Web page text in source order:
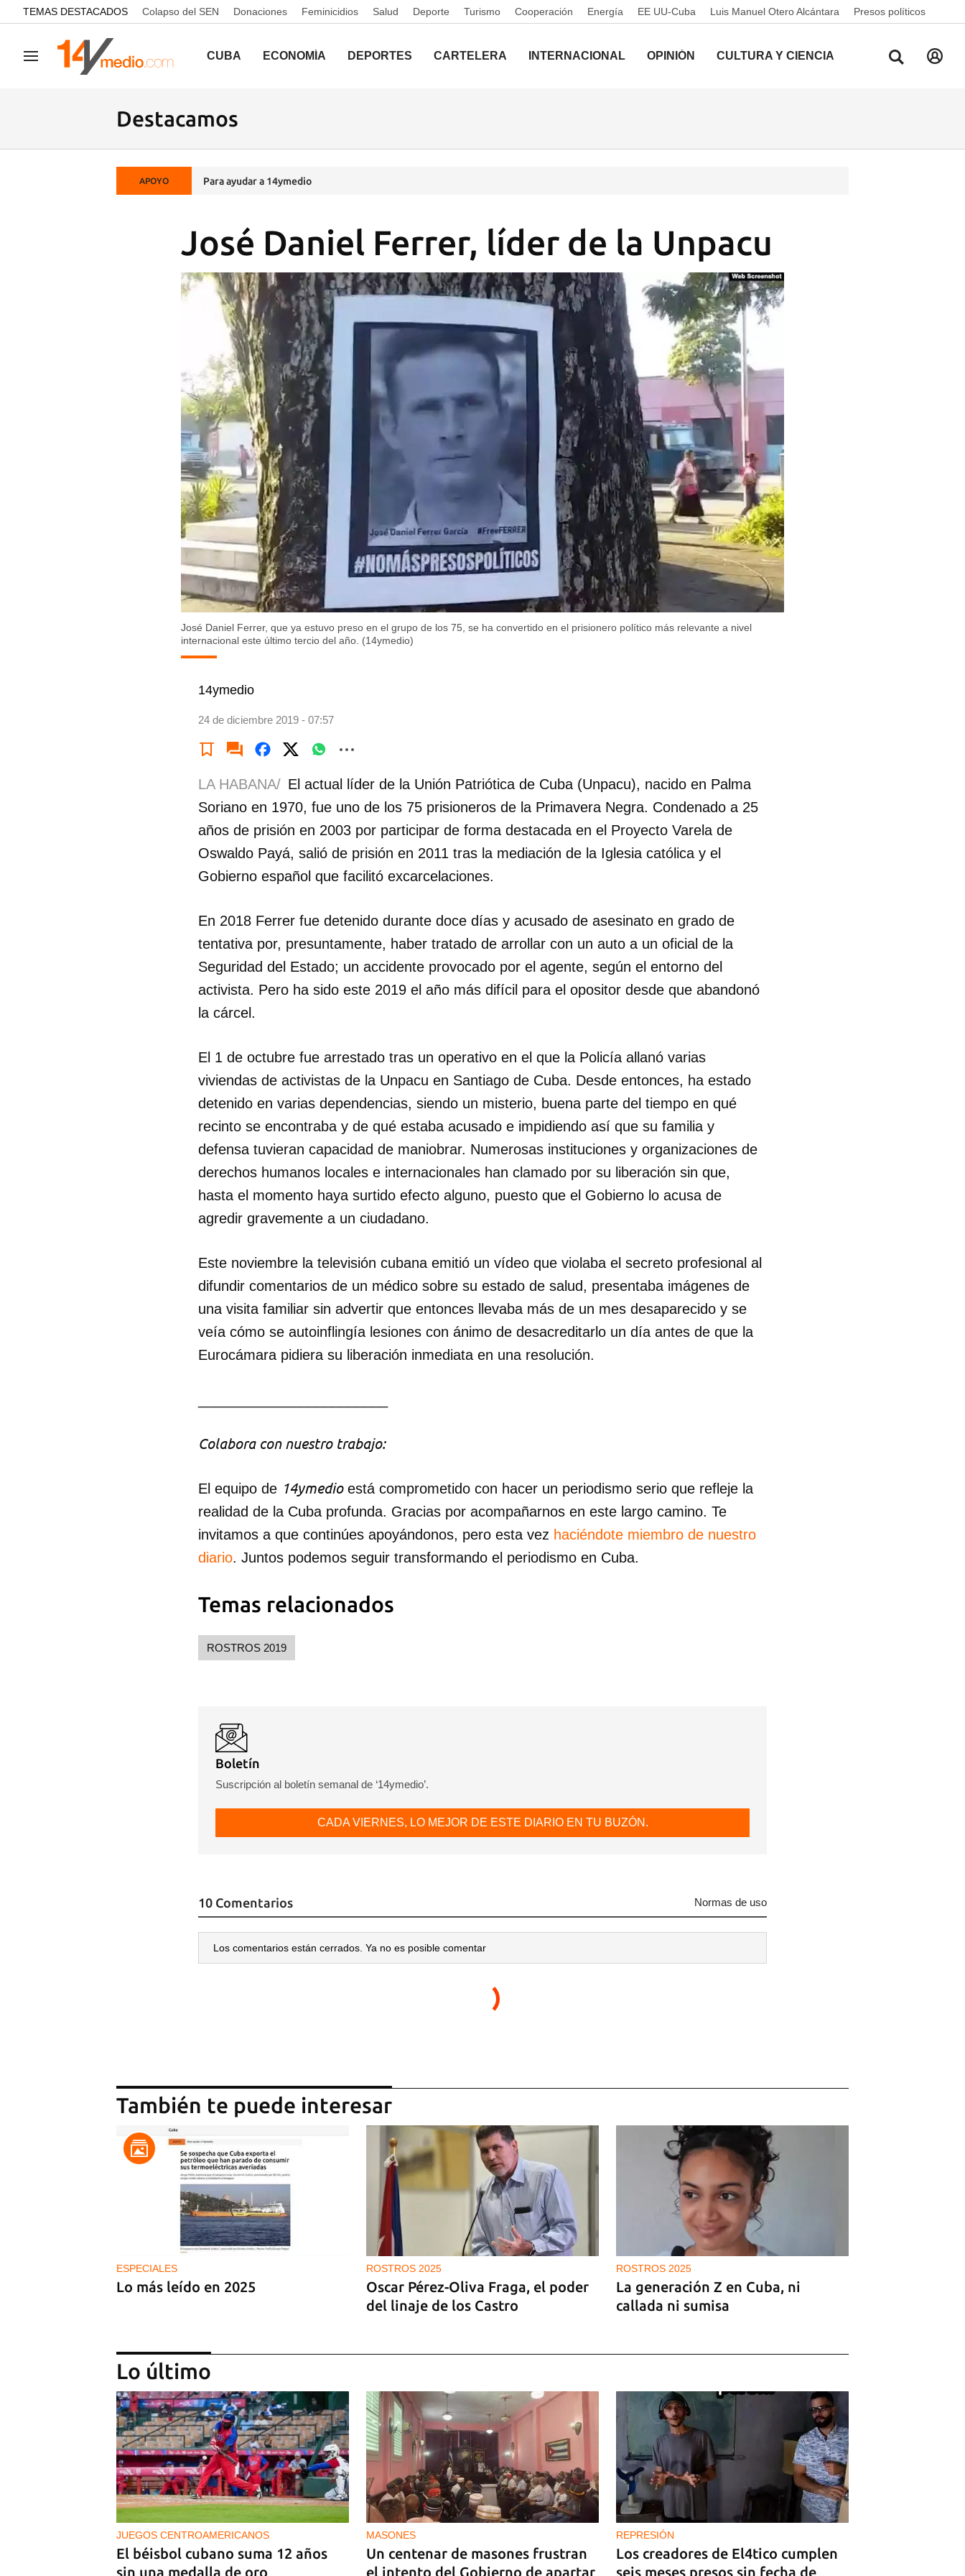
common.go-to-content
TEMAS DESTACADOS Colapso del SEN Donaciones Feminicidios Salud Deporte Turismo Cooperación Energía EE UU-Cuba Luis Manuel Otero Alcántara Presos políticos
Navegación CUBA ECONOMÍA DEPORTES CARTELERA INTERNACIONAL OPINIÓN CULTURA Y CIENCIA
Destacamos
APOYO Para ayudar a 14ymedio
José Daniel Ferrer, líder de la Unpacu
José Daniel Ferrer, que ya estuvo preso en el grupo de los 75, se ha convertido en el prisionero político más relevante a nivel
internacional este último tercio del año. (14ymedio)
14ymedio
24 de diciembre 2019 - 07:57
cuenta de 14ymedio.
LA HABANA/ El actual líder de la Unión Patriótica de Cuba (Unpacu), nacido en Palma
Soriano en 1970, fue uno de los 75 prisioneros de la Primavera Negra. Condenado a 25
años de prisión en 2003 por participar de forma destacada en el Proyecto Varela de
Oswaldo Payá, salió de prisión en 2011 tras la mediación de la Iglesia católica y el
Gobierno español que facilitó excarcelaciones.
En 2018 Ferrer fue detenido durante doce días y acusado de asesinato en grado de
tentativa por, presuntamente, haber tratado de arrollar con un auto a un oficial de la
Seguridad del Estado; un accidente provocado por el agente, según el entorno del
activista. Pero ha sido este 2019 el año más difícil para el opositor desde que abandonó
la cárcel.
El 1 de octubre fue arrestado tras un operativo en el que la Policía allanó varias
viviendas de activistas de la Unpacu en Santiago de Cuba. Desde entonces, ha estado
detenido en varias dependencias, siendo un misterio, buena parte del tiempo en qué
recinto se encontraba y de qué estaba acusado e impidiendo así que su familia y
defensa tuvieran capacidad de maniobrar. Numerosas instituciones y organizaciones de
derechos humanos locales e internacionales han clamado por su liberación sin que,
hasta el momento haya surtido efecto alguno, puesto que el Gobierno lo acusa de
agredir gravemente a un ciudadano.
Este noviembre la televisión cubana emitió un vídeo que violaba el secreto profesional al
difundir comentarios de un médico sobre su estado de salud, presentaba imágenes de
una visita familiar sin advertir que entonces llevaba más de un mes desaparecido y se
veía cómo se autoinflingía lesiones con ánimo de desacreditarlo un día antes de que la
Eurocámara pidiera su liberación inmediata en una resolución.
Colabora con nuestro trabajo:
El equipo de 14ymedioestá comprometido con hacer un periodismo serio que refleje la
realidad de la Cuba profunda. Gracias por acompañarnos en este largo camino. Te
invitamos a que continúes apoyándonos, pero esta vez haciéndote miembro de nuestro
diario. Juntos podemos seguir transformando el periodismo en Cuba.
Temas relacionados
ROSTROS 2019
Boletín
Suscripción al boletín semanal de ‘14ymedio’.
CADA VIERNES, LO MEJOR DE ESTE DIARIO EN TU BUZÓN.
10 Comentarios Normas de uso
Los comentarios están cerrados. Ya no es posible comentar
También te puede interesar
ESPECIALES
Lo más leído en 2025
ROSTROS 2025
Oscar Pérez-Oliva Fraga, el poder
del linaje de los Castro
ROSTROS 2025
La generación Z en Cuba, ni
callada ni sumisa
ROSTROS 2025
Leyanis Pérez, reina del triple
salto
Lo último
JUEGOS CENTROAMERICANOS
El béisbol cubano suma 12 años
sin una medalla de oro
MASONES
Un centenar de masones frustran
el intento del Gobierno de apartar
REPRESIÓN
Los creadores de El4tico cumplen
seis meses presos sin fecha de